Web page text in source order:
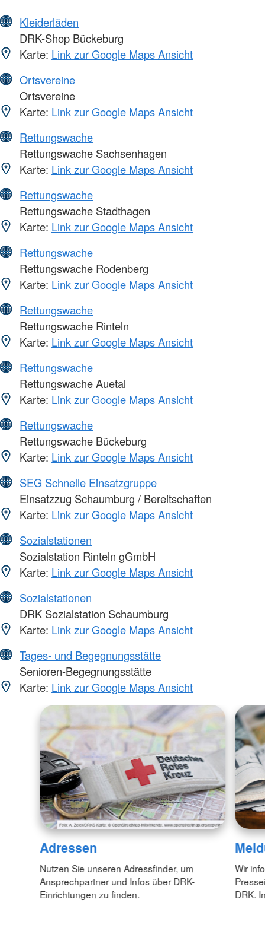
Kleiderläden
DRK-Shop Bückeburg
Karte: Link zur Google Maps Ansicht
Ortsvereine
Ortsvereine
Karte: Link zur Google Maps Ansicht
Rettungswache
Rettungswache Sachsenhagen
Karte: Link zur Google Maps Ansicht
Rettungswache
Rettungswache Stadthagen
Karte: Link zur Google Maps Ansicht
Rettungswache
Rettungswache Rodenberg
Karte: Link zur Google Maps Ansicht
Rettungswache
Rettungswache Rinteln
Karte: Link zur Google Maps Ansicht
Rettungswache
Rettungswache Auetal
Karte: Link zur Google Maps Ansicht
Rettungswache
Rettungswache Bückeburg
Karte: Link zur Google Maps Ansicht
SEG Schnelle Einsatzgruppe
Einsatzzug Schaumburg / Bereitschaften
Karte: Link zur Google Maps Ansicht
Sozialstationen
Sozialstation Rinteln gGmbH
Karte: Link zur Google Maps Ansicht
Sozialstationen
DRK Sozialstation Schaumburg
Karte: Link zur Google Maps Ansicht
Tages- und Begegnungsstätte
Senioren-Begegnungsstätte
Karte: Link zur Google Maps Ansicht
Adressen
Nutzen Sie unseren Adressfinder, um
Ansprechpartner und Infos über DRK-
Einrichtungen zu finden.
Wir
DRK.